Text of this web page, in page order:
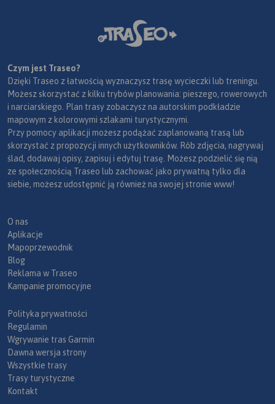
Czym jest Traseo?
Dzięki Traseo z łatwością wyznaczysz trasę wycieczki lub treningu.
Możesz skorzystać z kilku trybów planowania: pieszego, rowerowych
i narciarskiego. Plan trasy zobaczysz na autorskim podkładzie
mapowym z kolorowymi szlakami turystycznymi.
Przy pomocy aplikacji możesz podążać zaplanowaną trasą lub
skorzystać z propozycji innych użytkowników. Rób zdjęcia, nagrywaj
ślad, dodawaj opisy, zapisuj i edytuj trasę. Możesz podzielić się nią
ze społecznością Traseo lub zachować jako prywatną tylko dla
siebie, możesz udostępnić ją również na swojej stronie www!
O nas
Aplikacje
Mapoprzewodnik
Blog
Reklama w Traseo
Kampanie promocyjne
Polityka prywatności
Regulamin
Wgrywanie tras Garmin
Dawna wersja strony
Wszystkie trasy
Trasy turystyczne
Kontakt